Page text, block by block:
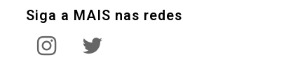
Siga a MAIS nas redes
instagram